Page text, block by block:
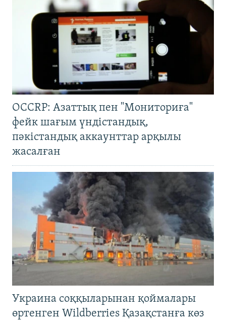
OCCRP: Азаттық пен "Мониториға"
фейк шағым үндістандық,
пәкістандық аккаунттар арқылы
жасалған
Украина соққыларынан қоймалары
өртенген Wildberries Қазақстанға көз